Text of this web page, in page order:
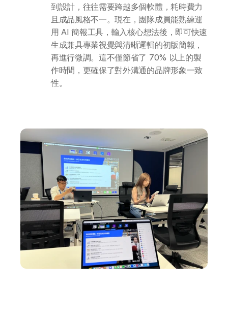
到設計，往往需要跨越多個軟體，耗時費力
且成品風格不一。現在，團隊成員能熟練運
用 AI 簡報工具，輸入核心想法後，即可快速
生成兼具專業視覺與清晰邏輯的初版簡報，
再進行微調。這不僅節省了 70% 以上的製
作時間，更確保了對外溝通的品牌形象一致
性。
一年任學 AI 課程計劃
網上 AI 學習平台
AI 應用服務